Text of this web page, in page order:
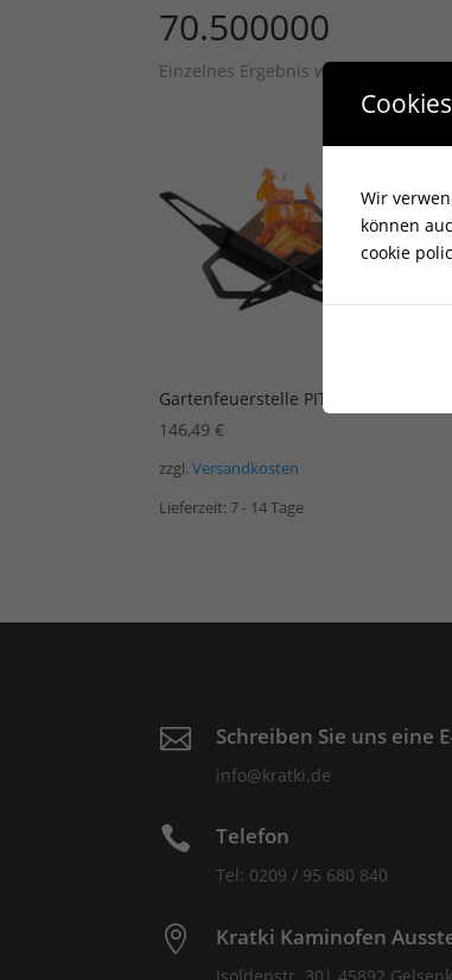
70.500000
Einzelnes Ergebnis wird angezeigt
Gartenfeuerstelle PIT
146,49€
zzgl.Versandkosten
Lieferzeit:7 - 14 Tage
 Schreiben Sie uns eine
info@kratki.de
 Telefon
Tel: 0209 / 95 680 840
 Kratki Kaminofen
Cookies
Wir
können
cookie